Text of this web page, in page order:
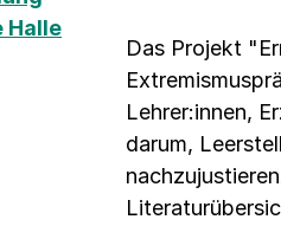
Halle
Das Projekt
Lehrer:innen,
darum,